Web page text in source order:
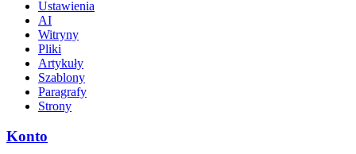
Ustawienia
AI
Witryny
Pliki
Artykuły
Szablony
Paragrafy
Strony
Konto